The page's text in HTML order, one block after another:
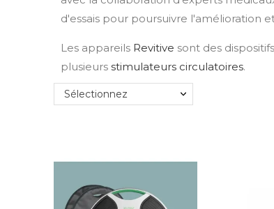
d'essais pour poursuivre l'amélioration
Les appareils Revitive sont des
plusieursstimulateurs circulatoires.
Sélectionnez